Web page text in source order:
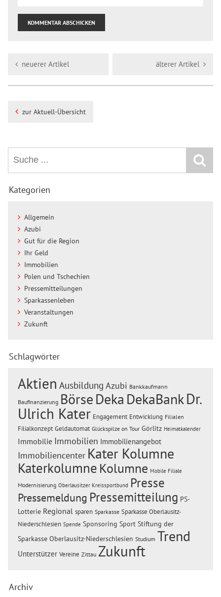
neuerer Artikel älterer Artikel
zur Aktuell-Übersicht
Kategorien
Allgemein
Azubi
Gut für die Region
Ihr Geld
Immobilien
Polen und Tschechien
Pressemitteilungen
Sparkassenleben
Veranstaltungen
Zukunft
Schlagwörter
Aktien Ausbildung Azubi Bankkaufmann
Baufinanzierung BörseDeka DekaBankDr.
Ulrich Kater Engagement Entwicklung Filialen
Filialkonzept Geldautomat Glückspilze on Tour Görlitz Heimatkalender
Immobilie Immobilien Immobilienangebot
Immobiliencenter Kater Kolumne
Katerkolumne Kolumne Mobile Filiale
Modernisierung Oberlausitzer Kreissportbund Presse
Pressemeldung Pressemitteilung PS-
Lotterie Regional sparen Sparkasse Sparkasse Oberlausitz-
Niederschlesien Spende Sponsoring Sport Stiftung der
Sparkasse Oberlausitz-Niederschlesien Studium Trend
Unterstützer Vereine Zittau Zukunft
Archiv